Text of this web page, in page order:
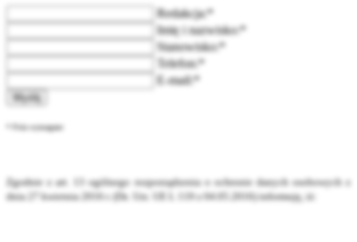
Redakcja:*
Imię i nazwisko:*
Stanowisko:*
Telefon:*
E-mail:*
Wyślij
* Pola wymagane
Zgodnie z art. 13 ogólnego rozporządzenia o ochronie danych osobowych z
dnia 27 kwietnia 2016 r. (Dz. Urz. UE L 119 z 04.05.2016) informuję, iż: